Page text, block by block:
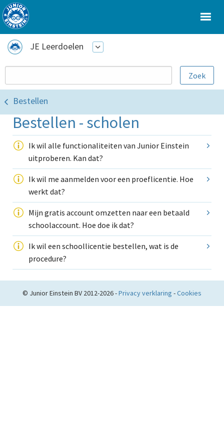
JE Leerdoelen
Bestellen
Bestellen - scholen
Ik wil alle functionaliteiten van Junior Einstein
uitproberen. Kan dat?
Ik wil me aanmelden voor een proeflicentie. Hoe
werkt dat?
Mijn gratis account omzetten naar een betaald
schoolaccount. Hoe doe ik dat?
Ik wil een schoollicentie bestellen, wat is de
procedure?
© Junior Einstein BV 2012-2026 -Privacy verklaring -Cookies